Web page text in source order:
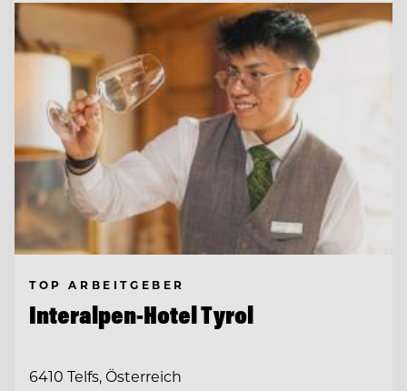
TOP ARBEITGEBER
Interalpen-Hotel Tyrol
6410 Telfs, Österreich